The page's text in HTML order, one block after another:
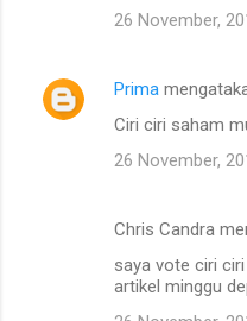
n
26 November,
Prima
Ciri ciri saham
26 November,
Chris Candra
saya vote ciri
artikel minggu